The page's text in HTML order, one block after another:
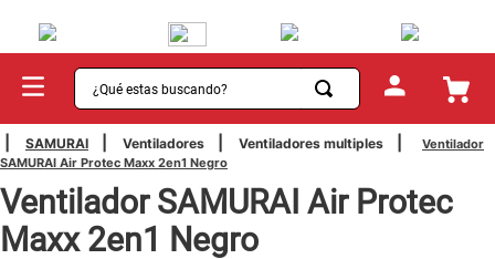
¿Qué estas buscando?
SAMURAI Ventiladores Ventiladores multiples
Ventilador
SAMURAI Air Protec Maxx 2en1 Negro
Ventilador SAMURAI Air Protec
Maxx 2en1 Negro
TÉRMINOS MÁS BUSCADOS
1.
sartenes
2 .
bateria
3
olla presion